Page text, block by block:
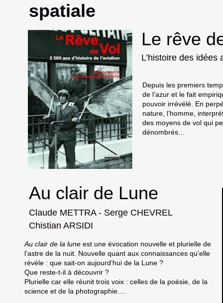
spatiale
Le rêve
L’histoire des
Depuis les premiers
de l’azur et le fait
pouvoir irrévélé. En
nature, l’homme,
des moyens de vol qui
dénombrés…
Au clair de Lune
Claude METTRA - Serge CHEVREL
Chistian ARSIDI
Au clair de la lune est une évocation nouvelle et plurielle de
l’astre de la nuit. Nouvelle quant aux connaissances qu’elle
révèle : que sait-on aujourd’hui de la Lune ?
Que reste-t-il à découvrir ?
Plurielle car elle réunit trois voix : celles de la poésie, de la
science et de la photographie.